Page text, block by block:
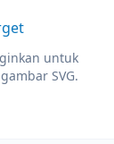
untuk
SVG.